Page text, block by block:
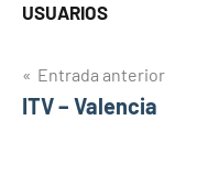
USUARIOS
Navegación
de
Entrada anterior
ITV – Valencia